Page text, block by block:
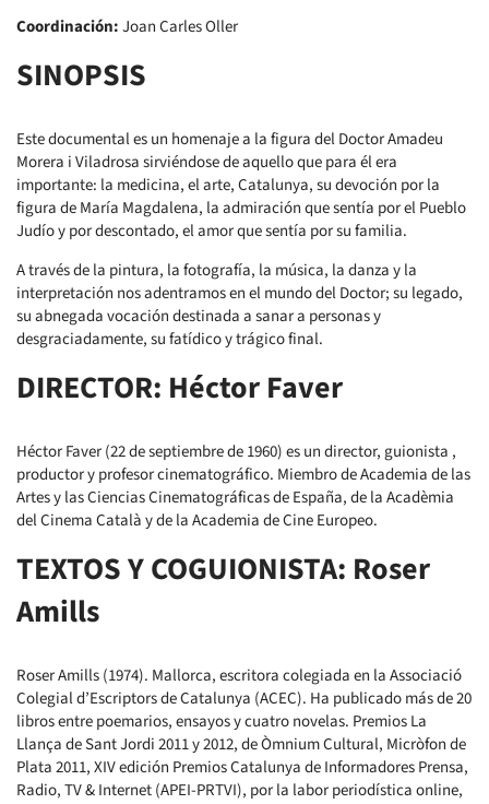
Coordinación:Joan Carles Oller
SINOPSIS
Este documental es un homenaje a la figura del Doctor Amadeu
Morera i Viladrosa sirviéndose de aquello que para él era
importante: la medicina, el arte, Catalunya, su devoción por la
figura de María Magdalena, la admiración que sentía por el Pueblo
Judío y por descontado, el amor que sentía por su familia.
A través de la pintura, la fotografía, la música, la danza y la
interpretación nos adentramos en el mundo del Doctor; su legado,
su abnegada vocación destinada a sanar a personas y
desgraciadamente, su fatídico y trágico final.
DIRECTOR: Héctor Faver
Héctor Faver (22 de septiembre de 1960) es un director, guionista ,
productor y profesor cinematográfico. Miembro de Academia de las
Artes y las Ciencias Cinematográficas de España, de la Acadèmia
del Cinema Català y de la Academia de Cine Europeo.
TEXTOS Y COGUIONISTA: Roser
Amills
Roser Amills (1974). Mallorca, escritora colegiada en la Associació
Colegial d’Escriptors de Catalunya (ACEC). Ha publicado más de 20
libros entre poemarios, ensayos y cuatro novelas. Premios La
Llança de Sant Jordi 2011 y 2012, de Òmnium Cultural, Micròfon de
Plata 2011, XIV edición Premios Catalunya de Informadores Prensa,
Radio, TV & Internet (APEI-PRTVI), por la labor periodística online,